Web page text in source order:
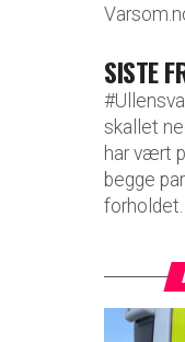
SISTE
skallet
har vært
begge
forholdet.